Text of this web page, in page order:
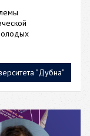
"Дубна"